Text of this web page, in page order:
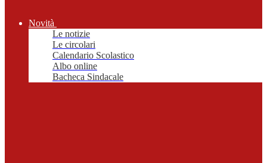
Novità
Le notizie
Le circolari
Calendario Scolastico
Albo online
Bacheca Sindacale